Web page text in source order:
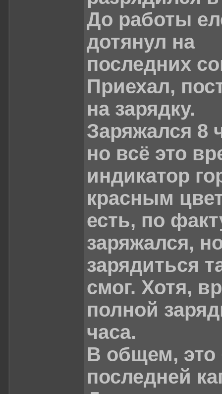
До работы
дотянул на
последних
Приехал,
на зарядку.
Заряжался 8
но всё это
индикатор
красным
есть, по
заряжался,
зарядиться
смог. Хотя,
полной
часа.
В общем,
последней